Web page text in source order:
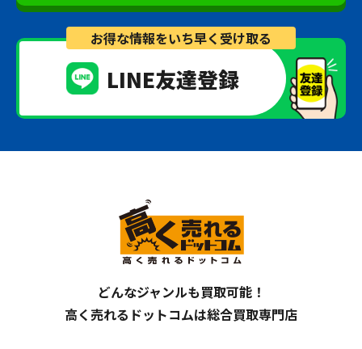
お得な情報をいち早く受け取る
LINE友達登録
どんなジャンルも買取可能！
高く売れるドットコムは総合買取専門店